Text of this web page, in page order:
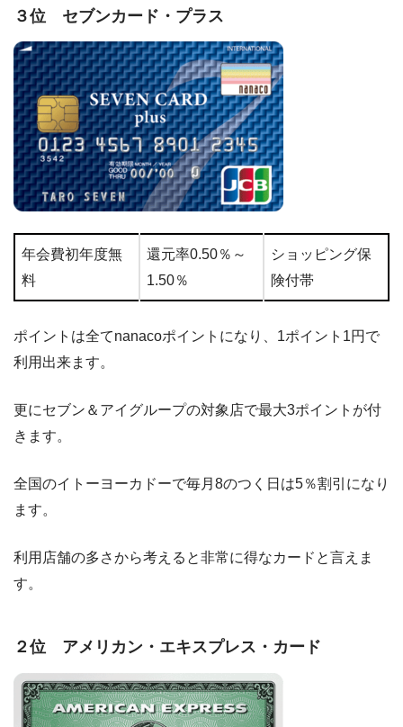
３位 セブンカード・プラス
年会費初年度無
料
還元率0.50％～
1.50％
ショッピング保
険付帯
ポイントは全てnanacoポイントになり、1ポイント1円で
利用出来ます。
更にセブン＆アイグループの対象店で最大3ポイントが付
きます。
全国のイトーヨーカドーで毎月8のつく日は5％割引になり
ます。
利用店舗の多さから考えると非常に得なカードと言えま
す。
２位 アメリカン・エキスプレス・カード